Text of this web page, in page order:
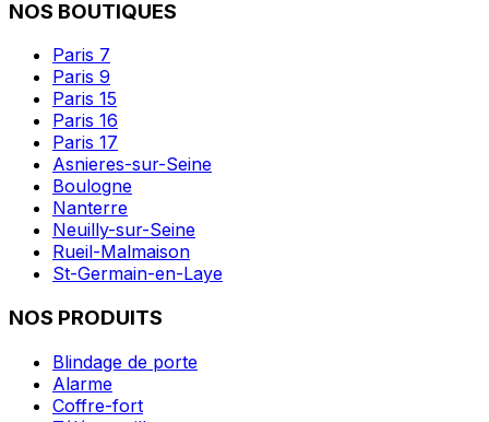
NOS BOUTIQUES
Paris 7
Paris 9
Paris 15
Paris 16
Paris 17
Asnieres-sur-Seine
Boulogne
Nanterre
Neuilly-sur-Seine
Rueil-Malmaison
St-Germain-en-Laye
NOS PRODUITS
Blindage de porte
Alarme
Coffre-fort